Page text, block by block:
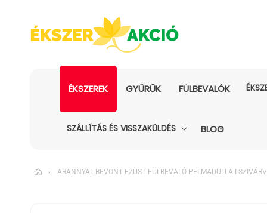
ÉKSZEREK GYŰRŰK FÜLBEVALÓK
SZÁLLÍTÁS ÉS VISSZAKÜLDÉS BLOG
› ARANNYAL BEVONT EZÜST FÜLBEVALÓ PELMADULLA-I